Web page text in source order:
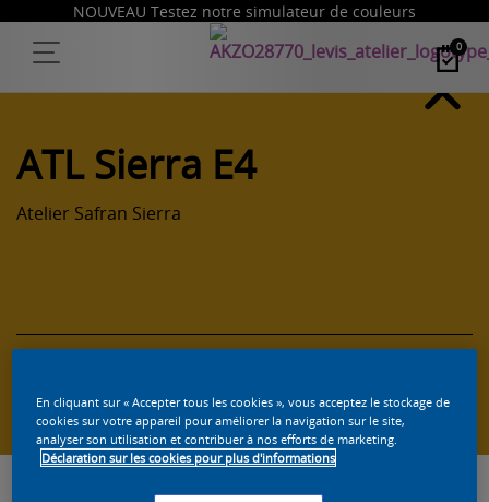
NOUVEAU Testez notre simulateur de couleurs
0
ATL Sierra E4
Atelier Safran Sierra
Trouvez un produit dans cette couleur
En cliquant sur « Accepter tous les cookies », vous acceptez le stockage de
cookies sur votre appareil pour améliorer la navigation sur le site,
analyser son utilisation et contribuer à nos efforts de marketing.
Déclaration sur les cookies pour plus d'informations